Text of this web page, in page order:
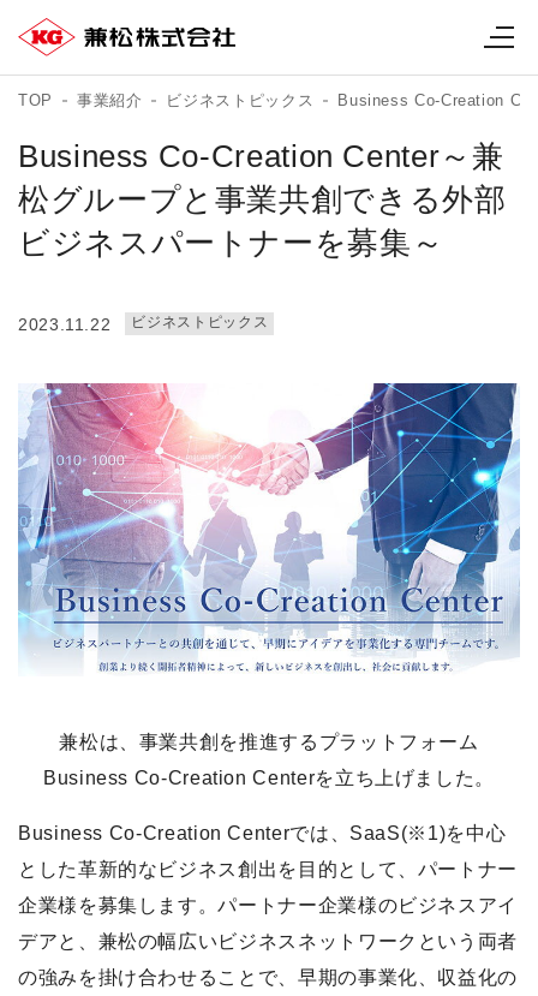
TOP 事業紹介 ビジネストピックス Business Co-Creation
Business Co-Creation Center～兼
松グループと事業共創できる外部
ビジネスパートナーを募集～
2023.11.22 ビジネストピックス
兼松は、事業共創を推進するプラットフォーム
Business Co-Creation Centerを立ち上げました。
Business Co-Creation Centerでは、SaaS(※1)を中心
とした革新的なビジネス創出を目的として、パートナー
企業様を募集します。パートナー企業様のビジネスアイ
デアと、兼松の幅広いビジネスネットワークという両者
の強みを掛け合わせることで、早期の事業化、収益化の